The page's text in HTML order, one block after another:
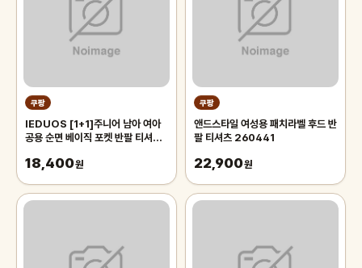
쿠팡
IEDUOS [1+1]주니어 남아 여아
공용 순면 베이직 포켓 반팔 티셔츠
100% 면
18,400원
쿠팡
앤드스타일 여성용 패치라벨 후드 반
팔 티셔츠 260441
22,900원